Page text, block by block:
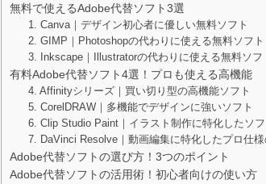
無料で使えるAdobe代替ソフト3選
1. Canva｜デザイン初心者に優しい無料ソフト
2. GIMP｜Photoshopの代わりに使える無料ソフト
3. Inkscape｜Illustratorの代わりに使える無料ソフ
有料Adobe代替ソフト4選！プロも使える高機能
4. Affinityシリーズ｜買い切り型の高機能ソフト
5. CorelDRAW｜多機能でデザインに強いソフト
6. Clip Studio Paint｜イラスト制作に特化したソフ
7. DaVinci Resolve｜動画編集に特化したプロ仕様
Adobe代替ソフトの選び方！3つのポイント
Adobe代替ソフトの活用術！初心者向けの使い方